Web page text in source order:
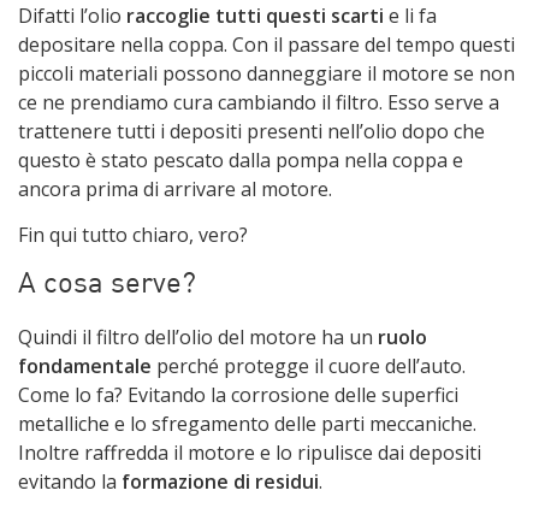
Difatti l’olio raccoglie tutti questi scarti e li fa
depositare nella coppa. Con il passare del tempo questi
piccoli materiali possono danneggiare il motore se non
ce ne prendiamo cura cambiando il filtro. Esso serve a
trattenere tutti i depositi presenti nell’olio dopo che
questo è stato pescato dalla pompa nella coppa e
ancora prima di arrivare al motore.
Fin qui tutto chiaro, vero?
A cosa serve?
Quindi il filtro dell’olio del motore ha un ruolo
fondamentale perché protegge il cuore dell’auto.
Come lo fa? Evitando la corrosione delle superfici
metalliche e lo sfregamento delle parti meccaniche.
Inoltre raffredda il motore e lo ripulisce dai depositi
evitando la formazione di residui.